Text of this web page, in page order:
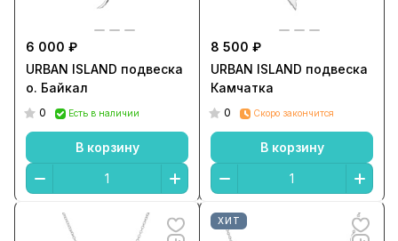
6 000 ₽
URBAN ISLAND подвеска
о. Байкал
0 Есть в наличии
В корзину
8 500 ₽
URBAN ISLAND подвеска
Камчатка
0 Скоро закончится
В корзину
ХИТ